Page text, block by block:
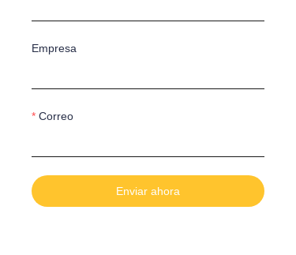
Empresa
Correo
Enviar ahora